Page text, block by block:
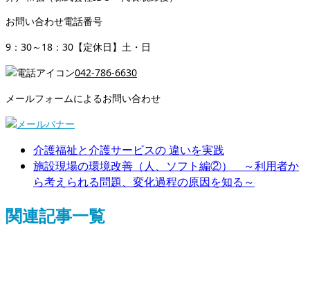
お問い合わせ電話番号
9：30～18：30【定休日】土・日
042-786-6630
メールフォームによるお問い合わせ
介護福祉と介護サービスの 違いを実践
施設現場の環境改善（人、ソフト編②） ～利用者か
ら考えられる問題、変化過程の原因を知る～
関連記事一覧